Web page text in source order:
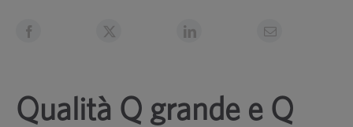
Qualità Q grande e Q